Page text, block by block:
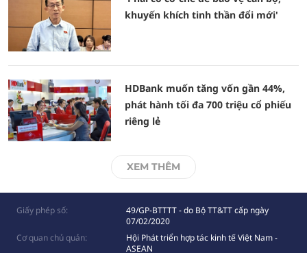
khuyến khích tinh thần đổi mới'
HDBank muốn tăng vốn gần 44%,
phát hành tối đa 700 triệu cổ phiếu
riêng lẻ
XEM THÊM
Giấy phép số:
49/GP-BTTTT - do Bộ TT&TT cấp ngày
07/02/2020
Cơ quan chủ quản:
Hội Phát triển hợp tác kinh tế Việt Nam -
ASEAN